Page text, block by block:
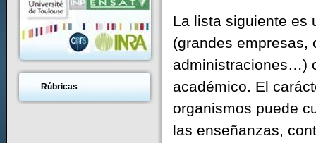
Rúbricas
La lista siguiente es
(grandes empresas,
administraciones…)
académico. El
organismos puede
las enseñanzas,